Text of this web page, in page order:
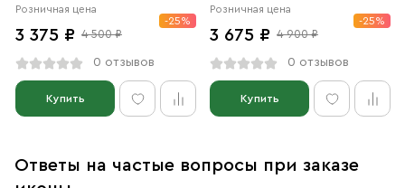
Розничная цена
3 375 ₽ 4 500 ₽
-25%
0 отзывов
Купить
Розничная цена
3 675 ₽ 4 900 ₽
-25%
0 отзывов
Купить
Ответы на частые вопросы при заказе